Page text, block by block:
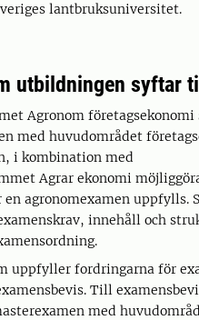
lantbruksuniversitet.
utbildningen syftar till
Agronom
med huvudområdet
i kombination med
Agrar ekonomi
agronomexamen uppfylls.
innehåll och
uppfyller fordringarna för
Till
med